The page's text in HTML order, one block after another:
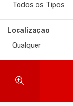
Todos os Tipos
Localizaçao
Qualquer